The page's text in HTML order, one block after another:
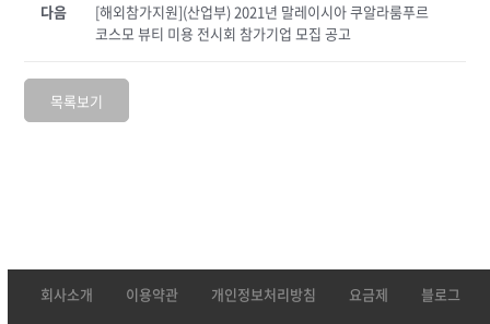
[해외참가지원](산업부) 2021년 말레이시아 쿠알라룸푸르
코스모 뷰티 미용 전시회 참가기업 모집 공고
다음
목록보기
회사소개 이용약관 개인정보처리방침 요금제 블로그